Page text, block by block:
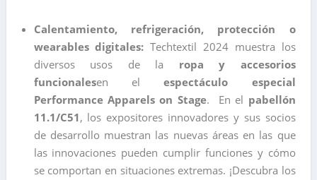
Calentamiento, refrigeración, protección o
wearables digitales: Techtextil 2024 muestra los
diversos usos de la ropa y accesorios
funcionalesen elespectáculo especial
Performance Apparels on Stage. En el pabellón
11.1/C51, los expositores innovadores y sus socios
de desarrollo muestran las nuevas áreas en las que
las innovaciones pueden cumplir funciones y cómo
se comportan en situaciones extremas. ¡Descubra los